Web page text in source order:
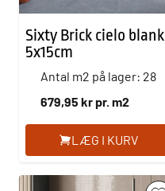
Sixty Brick cielo blank
5x15cm
Antal m2 på lager: 28
679,95 kr pr. m2
LÆG I KURV